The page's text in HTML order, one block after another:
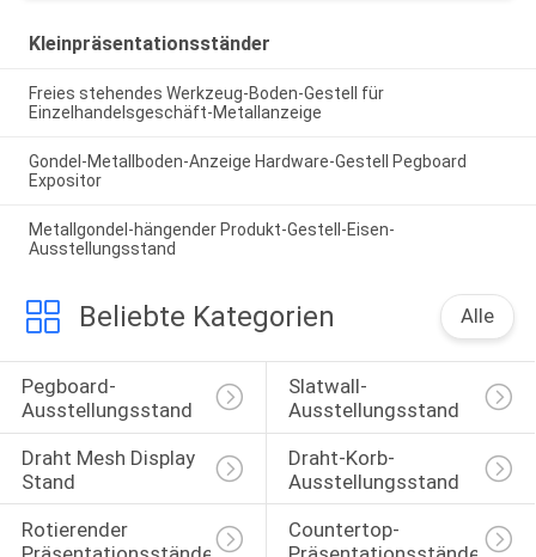
Kleinpräsentationsständer
Freies stehendes Werkzeug-Boden-Gestell für
Einzelhandelsgeschäft-Metallanzeige
Gondel-Metallboden-Anzeige Hardware-Gestell Pegboard
Expositor
Metallgondel-hängender Produkt-Gestell-Eisen-
Ausstellungsstand
Beliebte Kategorien Alle
Pegboard-
Ausstellungsstand
Slatwall-
Ausstellungsstand
Draht Mesh Display
Stand
Draht-Korb-
Ausstellungsstand
Rotierender
Countertop-